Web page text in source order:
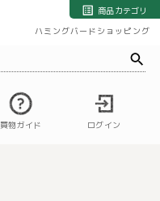
商品カテゴリ
ハミングバードショッピング
買物ガイド ログイン